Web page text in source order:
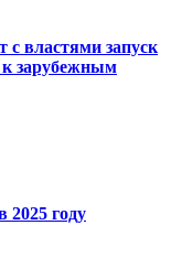
с властями запуск
к зарубежным
2025 году